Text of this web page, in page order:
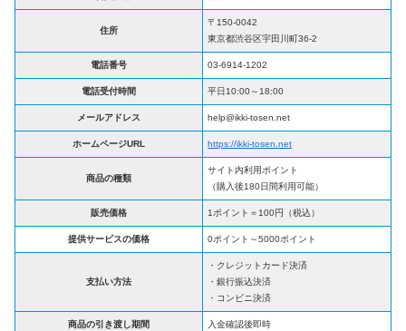
住所
〒150-0042
東京都渋谷区宇田川町36-2
電話番号 03-6914-1202
電話受付時間 平日10:00～18:00
メールアドレス help@ikki-tosen.net
ホームページURL https://ikki-tosen.net
商品の種類
サイト内利用ポイント
（購入後180日間利用可能）
販売価格 1ポイント＝100円（税込）
提供サービスの価格 0ポイント～5000ポイント
支払い方法
・クレジットカード決済
・銀行振込決済
・コンビニ決済
商品の引き渡し期間 入金確認後即時